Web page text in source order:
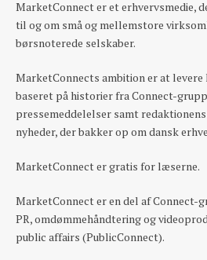
MarketConnect er et erhvervsmedie,
til og om små og mellemstore
børsnoterede selskaber.
MarketConnects ambition er at
baseret på historier fra Connect-
pressemeddelelser samt
nyheder, der bakker op om dansk
MarketConnect er gratis for læserne.
MarketConnect er en del af Connect-
PR, omdømmehåndtering og
public affairs (PublicConnect).